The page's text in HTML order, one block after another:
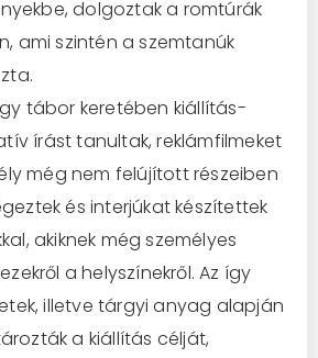
dolgoztak a romtúrák
ami szintén a szemtanúk
tábor keretében kiállítás-
írást tanultak, reklámfilmeket
még nem felújított részeiben
és interjúkat készítettek
akiknek még személyes
a helyszínekről. Az így
illetve tárgyi anyag alapján
a kiállítás célját,